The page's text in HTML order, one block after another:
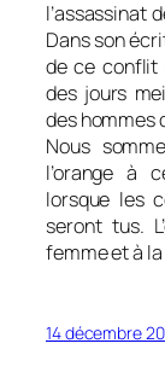
l’assassinat
Dans son
de ce conflit
des jours
des hommes
Nous
l’orange à
lorsque les
seront tus.
femme et à
14 décembre